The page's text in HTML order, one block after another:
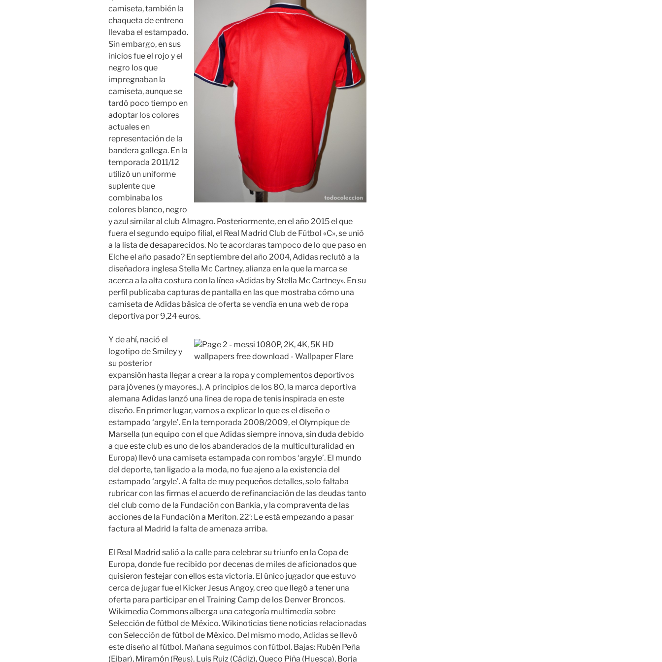
camiseta, también la
chaqueta de entreno
llevaba el estampado.
Sin embargo, en sus
inicios fue el rojo y el
negro los que
impregnaban la
camiseta, aunque se
tardó poco tiempo en
adoptar los colores
actuales en
representación de la
bandera gallega. En la
temporada 2011/12
utilizó un uniforme
suplente que
combinaba los
colores blanco, negro
y azul similar al club Almagro. Posteriormente, en el año 2015 el que
fuera el segundo equipo filial, el Real Madrid Club de Fútbol «C», se unió
a la lista de desaparecidos. No te acordaras tampoco de lo que paso en
Elche el año pasado? En septiembre del año 2004, Adidas reclutó a la
diseñadora inglesa Stella Mc Cartney, alianza en la que la marca se
acerca a la alta costura con la línea «Adidas by Stella Mc Cartney». En su
perfil publicaba capturas de pantalla en las que mostraba cómo una
camiseta de Adidas básica de oferta se vendía en una web de ropa
deportiva por 9,24 euros.
Y de ahí, nació el
logotipo de Smiley y
su posterior
expansión hasta llegar a crear a la ropa y complementos deportivos
para jóvenes (y mayores..). A principios de los 80, la marca deportiva
alemana Adidas lanzó una línea de ropa de tenis inspirada en este
diseño. En primer lugar, vamos a explicar lo que es el diseño o
estampado ‘argyle’. En la temporada 2008/2009, el Olympique de
Marsella (un equipo con el que Adidas siempre innova, sin duda debido
a que este club es uno de los abanderados de la multiculturalidad en
Europa) llevó una camiseta estampada con rombos ‘argyle’. El mundo
del deporte, tan ligado a la moda, no fue ajeno a la existencia del
estampado ‘argyle’. A falta de muy pequeños detalles, solo faltaba
rubricar con las firmas el acuerdo de refinanciación de las deudas tanto
del club como de la Fundación con Bankia, y la compraventa de las
acciones de la Fundación a Meriton. 22′: Le está empezando a pasar
factura al Madrid la falta de amenaza arriba.
El Real Madrid salió a la calle para celebrar su triunfo en la Copa de
Europa, donde fue recibido por decenas de miles de aficionados que
quisieron festejar con ellos esta victoria. El único jugador que estuvo
cerca de jugar fue el Kicker Jesus Angoy, creo que llegó a tener una
oferta para participar en el Training Camp de los Denver Broncos.
Wikimedia Commons alberga una categoría multimedia sobre
Selección de fútbol de México. Wikinoticias tiene noticias relacionadas
con Selección de fútbol de México. Del mismo modo, Adidas se llevó
este diseño al fútbol. Mañana seguimos con fútbol. Bajas: Rubén Peña
(Eibar), Miramón (Reus), Luis Ruiz (Cádiz), Queco Piña (Huesca), Borja